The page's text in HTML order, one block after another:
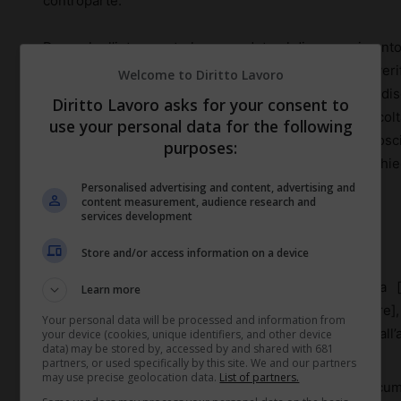
Dopo che l’interessato ha proceduto al
perde ogni efficacia probatoria; unica eccezione si
giudizio di verificazione. Se la parte legittimata al
provvede ad esercitare in maniera tempestiva tale
del documento prodotto dalla controparte. Il
richiede l’uso di formule sacramentali o speciali,
chiara l’autenticità della stessa.
Sezione Lavoro
In data[completare] innanzi al Giudice dr./dr.ssa
[completare]
comparsi il/la ricorrente di persona, assistito/a
persona, assistito/a dall’avv.[completare].
La parte[completare]dichiara di disconoscere il
Welcome to Diritto Lavoro
Diritto Lavoro asks for your consent to
use your personal data for the following
purposes:
Personalised advertising and content, advertising and
content measurement, audience research and
services development
Store and/or access information on a device
Learn more
Your personal data will be processed and information from
your device (cookies, unique identifiers, and other device
data) may be stored by, accessed by and shared with 681
partners, or used specifically by this site. We and our partners
may use precise geolocation data. List of partners.